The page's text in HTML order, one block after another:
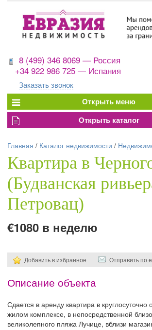
8 (499) 346 8069 — Россия
+34 922 986 725 — Испания
Заказать звонок
Главная / Каталог недвижимости /
Квартира в
(Будванская
Петровац)
€1080 в неделю
Добавить в избранное Отправить по
Описание объекта
Сдается в аренду квартира в
жилом комплексе, в непосредственной
великолепного пляжа Лучице, вблизи